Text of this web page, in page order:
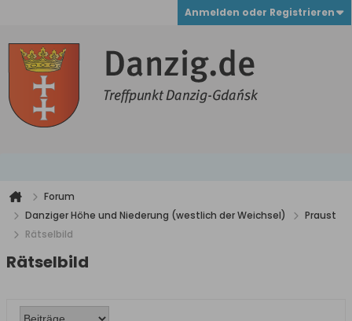
Anmelden oder Registrieren
Forum
Danziger Höhe und Niederung (westlich der Weichsel)
Praust
Rätselbild
Rätselbild